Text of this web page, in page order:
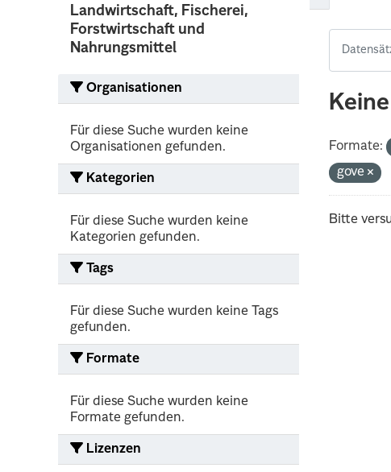
Landwirtschaft, Fischerei,
Forstwirtschaft und
Nahrungsmittel
Organisationen
Für diese Suche wurden keine
Organisationen gefunden.
Kategorien
Für diese Suche wurden keine
Kategorien gefunden.
Tags
Für diese Suche wurden keine Tags
gefunden.
Formate
Für diese Suche wurden keine
Formate gefunden.
Lizenzen
Formate:
gove
Bitte